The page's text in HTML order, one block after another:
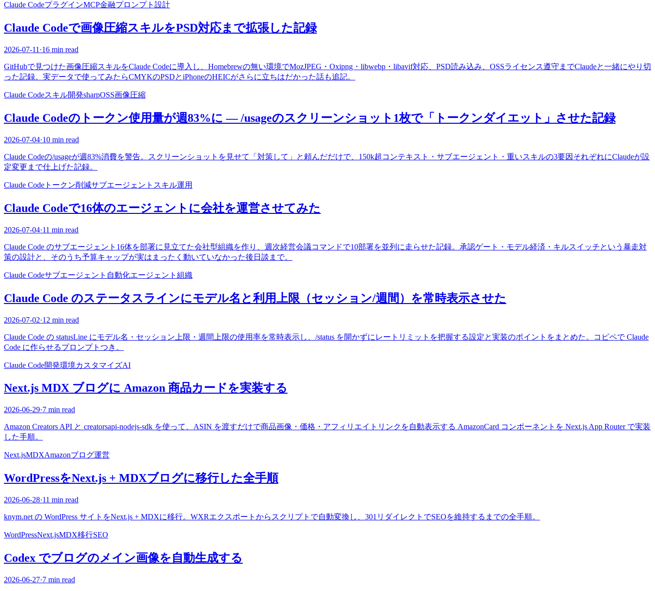
Claude CodeプラグインMCP金融プロンプト設計
Claude Codeで画像圧縮スキルをPSD対応まで拡張した記録
2026-07-11 ·16 min read
GitHubで見つけた画像圧縮スキルをClaude Codeに導入し、Homebrewの無い環境でMozJPEG・Oxipng・libwebp・libavif対応、PSD読み込み、OSSライセンス遵守までClaudeと一緒にやり切
った記録。実データで使ってみたらCMYKのPSDとiPhoneのHEICがさらに立ちはだかった話も追記。
Claude Codeスキル開発sharpOSS画像圧縮
Claude Codeのトークン使用量が週83%に — /usageのスクリーンショット1枚で「トークンダイエット」させた記録
2026-07-04·10 min read
Claude Codeの/usageが週83%消費を警告。スクリーンショットを見せて「対策して」と頼んだだけで、150k超コンテキスト・サブエージェント・重いスキルの3要因それぞれにClaudeが設
定変更まで仕上げた記録。
Claude Code トークン削減サブエージェント スキル運用
Claude Codeで16体のエージェントに会社を運営させてみた
2026-07-04·11 min read
Claude Code のサブエージェント16体を部署に見立てた会社型組織を作り、週次経営会議コマンドで10部署を並列に走らせた記録。承認ゲート・モデル経済・キルスイッチという暴走対
策の設計と、そのうち予算キャップが実はまったく動いていなかった後日談まで。
Claude Codeサブエージェント 自動化エージェント組織
Claude Code のステータスラインにモデル名と利用上限（セッション/週間）を常時表示させた
2026-07-02·12 min read
Claude Code の statusLine にモデル名・セッション上限・週間上限の使用率を常時表示し、/status を開かずにレートリミットを把握する設定と実装のポイントをまとめた。コピペで Claude
Code に作らせるプロンプトつき。
Claude Code開発環境カスタマイズAI
Next.js MDX ブログに Amazon 商品カードを実装する
2026-06-29·7 min read
Amazon Creators API と creatorsapi-nodejs-sdk を使って、ASIN を渡すだけで商品画像・価格・アフィリエイトリンクを自動表示する AmazonCard コンポーネントを Next.js App Router で実装
した手順。
Next.jsMDXAmazonブログ運営
WordPressをNext.js + MDXブログに移行した全手順
2026-06-28·11 min read
knym.net の WordPress サイトをNext.js + MDXに移行。WXRエクスポートからスクリプトで自動変換し、301リダイレクトでSEOを維持するまでの全手順。
WordPressNext.jsMDX移行SEO
Codex でブログのメイン画像を自動生成する
2026-06-27·7 min read